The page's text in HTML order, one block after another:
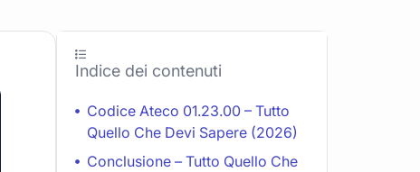
Indice dei contenuti
Codice Ateco 01.23.00 – Tutto
Quello Che Devi Sapere (2026)
Conclusione – Tutto Quello Che